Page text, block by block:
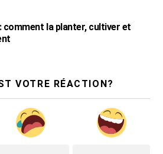
comment la planter, cultiver et
VOTRE RÉACTION?